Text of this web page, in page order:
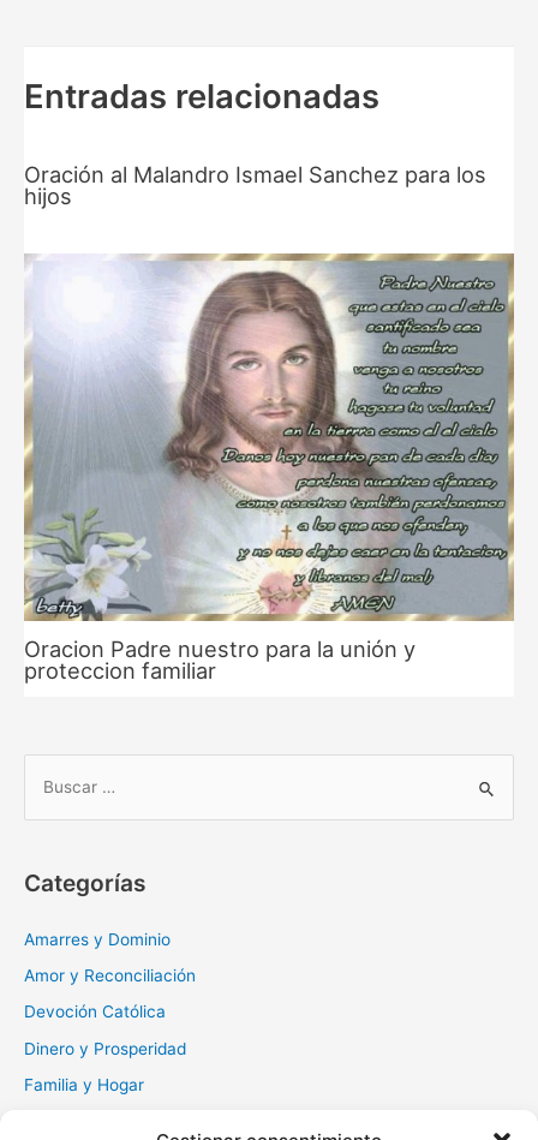
Entradas relacionadas
Oración al Malandro Ismael Sanchez para los
hijos
Oracion Padre nuestro para la unión y
proteccion familiar
r
Categorías
Amarres y Dominio
Amor y Reconciliación
Devoción Católica
Dinero y Prosperidad
Familia y Hogar